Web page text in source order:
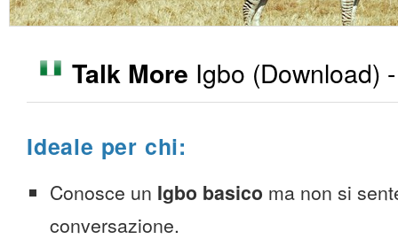
Talk More Igbo (Download)
Ideale per chi:
Conosce un Igbo basico ma non si
conversazione.